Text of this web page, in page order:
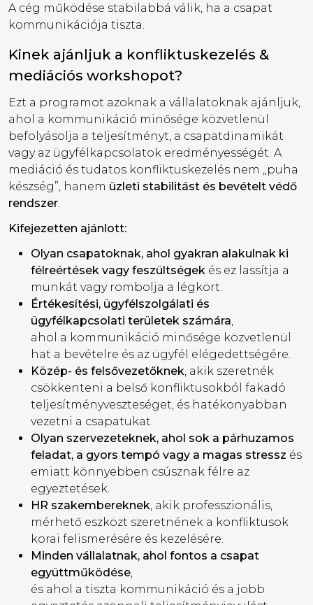
A cég működése stabilabbá válik, ha a csapat
kommunikációja tiszta.
Kinek ajánljuk a konfliktuskezelés &
mediációs workshopot?
Ezt a programot azoknak a vállalatoknak ajánljuk,
ahol a kommunikáció minősége közvetlenül
befolyásolja a teljesítményt, a csapatdinamikát
vagy az ügyfélkapcsolatok eredményességét. A
mediáció és tudatos konfliktuskezelés nem „puha
készség”, hanem üzleti stabilitást és bevételt védő
rendszer.
Kifejezetten ajánlott:
Olyan csapatoknak, ahol gyakran alakulnak ki
félreértések vagy feszültségek és ez lassítja a
munkát vagy rombolja a légkört.
Értékesítési, ügyfélszolgálati és
ügyfélkapcsolati területek számára,
ahol a kommunikáció minősége közvetlenül
hat a bevételre és az ügyfél elégedettségére.
Közép- és felsővezetőknek, akik szeretnék
csökkenteni a belső konfliktusokból fakadó
teljesítményveszteséget, és hatékonyabban
vezetni a csapatukat.
Olyan szervezeteknek, ahol sok a párhuzamos
feladat, a gyors tempó vagy a magas stressz és
emiatt könnyebben csúsznak félre az
egyeztetések.
HR szakembereknek, akik professzionális,
mérhető eszközt szeretnének a konfliktusok
korai felismerésére és kezelésére.
Minden vállalatnak, ahol fontos a csapat
együttműködése,
és ahol a tiszta kommunikáció és a jobb